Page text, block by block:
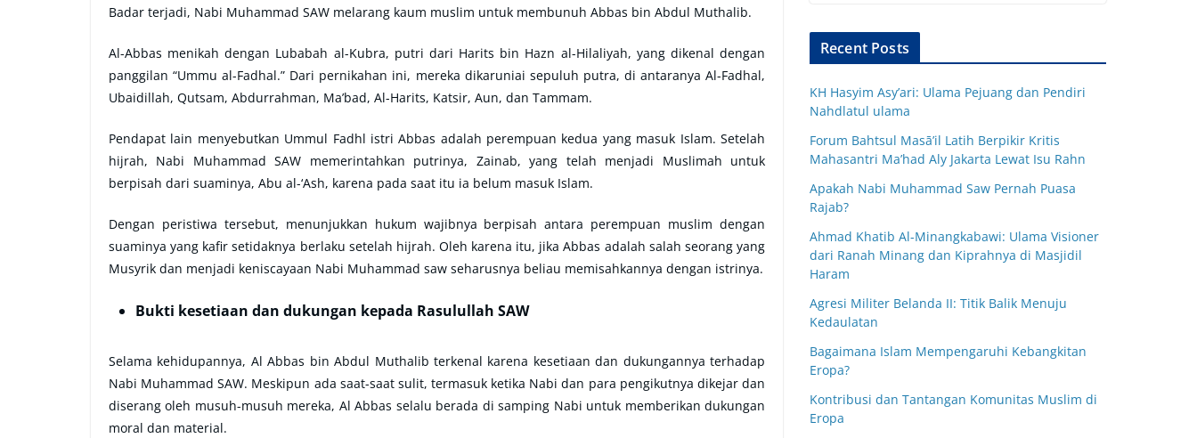
Badar terjadi, Nabi Muhammad SAW melarang kaum muslim untuk membunuh Abbas bin Abdul Muthalib.
Al-Abbas menikah dengan Lubabah al-Kubra, putri dari Harits bin Hazn al-Hilaliyah, yang dikenal dengan
panggilan “Ummu al-Fadhal.” Dari pernikahan ini, mereka dikaruniai sepuluh putra, di antaranya Al-Fadhal,
Ubaidillah, Qutsam, Abdurrahman, Ma’bad, Al-Harits, Katsir, Aun, dan Tammam.
Pendapat lain menyebutkan Ummul Fadhl istri Abbas adalah perempuan kedua yang masuk Islam. Setelah
hijrah, Nabi Muhammad SAW memerintahkan putrinya, Zainab, yang telah menjadi Muslimah untuk
berpisah dari suaminya, Abu al-‘Ash, karena pada saat itu ia belum masuk Islam.
Dengan peristiwa tersebut, menunjukkan hukum wajibnya berpisah antara perempuan muslim dengan
suaminya yang kafir setidaknya berlaku setelah hijrah. Oleh karena itu, jika Abbas adalah salah seorang yang
Musyrik dan menjadi keniscayaan Nabi Muhammad saw seharusnya beliau memisahkannya dengan istrinya.
Bukti kesetiaan dan dukungan kepada Rasulullah SAW
Selama kehidupannya, Al Abbas bin Abdul Muthalib terkenal karena kesetiaan dan dukungannya terhadap
Nabi Muhammad SAW. Meskipun ada saat-saat sulit, termasuk ketika Nabi dan para pengikutnya dikejar dan
diserang oleh musuh-musuh mereka, Al Abbas selalu berada di samping Nabi untuk memberikan dukungan
moral dan material.
Recent Posts
KH Hasyim Asy’ari: Ulama Pejuang dan Pendiri
Nahdlatul ulama
Forum Bahtsul Masā’il Latih Berpikir Kritis
Mahasantri Ma’had Aly Jakarta Lewat Isu Rahn
Apakah Nabi Muhammad Saw Pernah Puasa
Rajab?
Ahmad Khatib Al-Minangkabawi: Ulama Visioner
dari Ranah Minang dan Kiprahnya di Masjidil
Haram
Agresi Militer Belanda II: Titik Balik Menuju
Kedaulatan
Bagaimana Islam Mempengaruhi Kebangkitan
Eropa?
Kontribusi dan Tantangan Komunitas Muslim di
Eropa